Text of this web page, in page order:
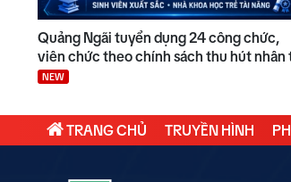
Quảng Ngãi tuyển dụng 24 công chức,
viên chức theo chính sách thu hút nhân
NEW
TRANG CHỦ TRUYỀN HÌNH